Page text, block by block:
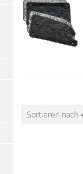
Sortieren nach
Sortieren nach